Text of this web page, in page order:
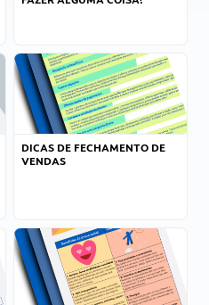
DICAS DE FECHAMENTO DE
VENDAS